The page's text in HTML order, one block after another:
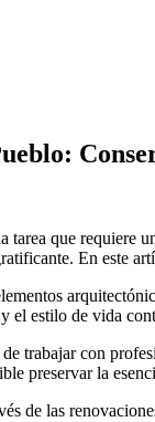
tarea que requiere
En este
el estilo de vida
trabajar con
preservar la
de las